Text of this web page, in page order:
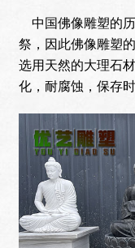
中国佛像雕塑的
祭，因此佛像雕塑
选用天然的大理石
化，耐腐蚀，保存